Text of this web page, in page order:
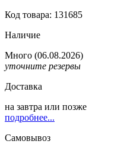
Код товара: 131685
Наличие
Много (06.08.2026)
уточните резервы
Доставка
на завтра или позже
подробнее...
Самовывоз